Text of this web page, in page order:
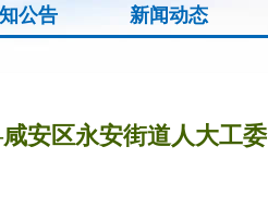
公告 新闻动态
安区永安街道人大工委